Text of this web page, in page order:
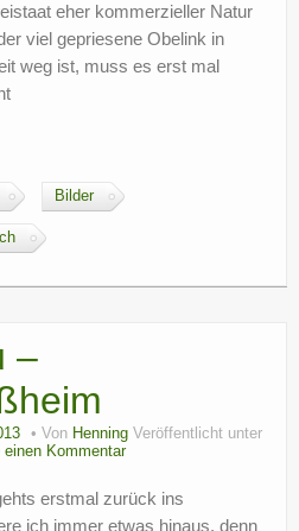
eher kommerzieller Natur
viel gepriesene Obelink in
weg ist, muss es erst mal
Bilder
–
Von Henning Veröffentlicht unter
einen Kommentar
erstmal zurück ins
ich immer etwas hinaus, denn